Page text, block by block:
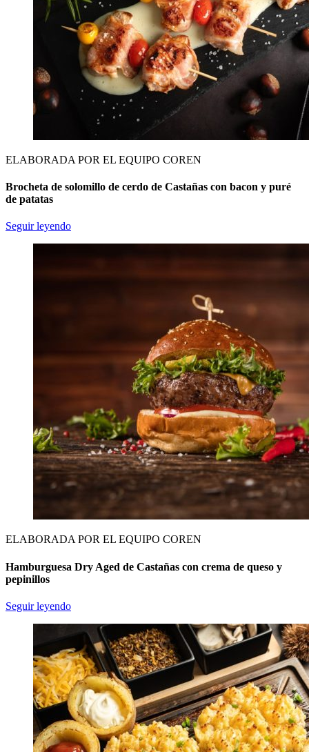
ELABORADA POR EL EQUIPO COREN
Brocheta de solomillo de cerdo de Castañas con bacon y puré
de patatas
Seguir leyendo
ELABORADA POR EL EQUIPO COREN
Hamburguesa Dry Aged de Castañas con crema de queso y
pepinillos
Seguir leyendo